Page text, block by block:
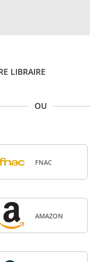
LIBRAIRE
OU
FNAC
AMA­ZON